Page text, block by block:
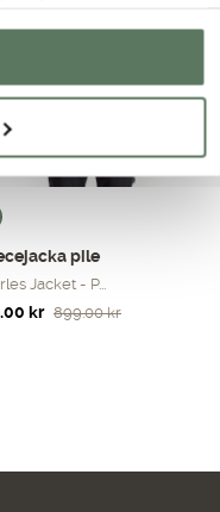
pile
Jacket - P...
899.00kr
kr